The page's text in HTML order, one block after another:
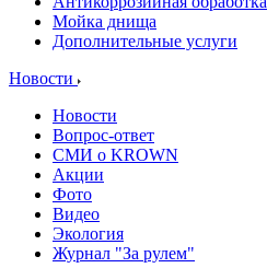
Мойка днища
Дополнительные услуги
Новости
Новости
Вопрос-ответ
СМИ о KROWN
Акции
Фото
Видео
Экология
Журнал "За рулем"